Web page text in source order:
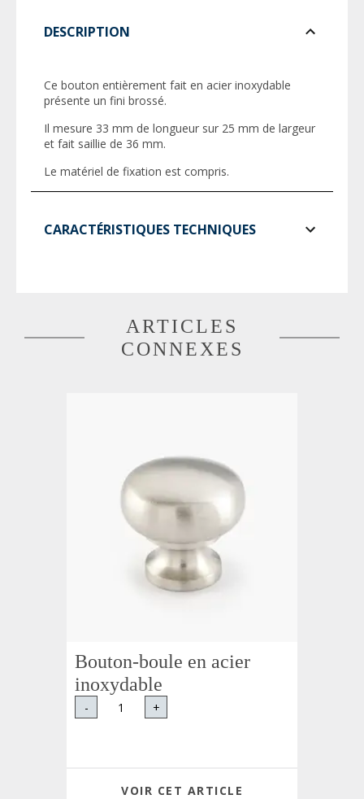
DESCRIPTION
Ce bouton entièrement fait en acier inoxydable
présente un fini brossé.
Il mesure 33 mm de longueur sur 25 mm de largeur
et fait saillie de 36 mm.
Le matériel de fixation est compris.
CARACTÉRISTIQUES TECHNIQUES
ARTICLES
CONNEXES
Bouton-boule en acier
inoxydable
- +
VOIR CET ARTICLE